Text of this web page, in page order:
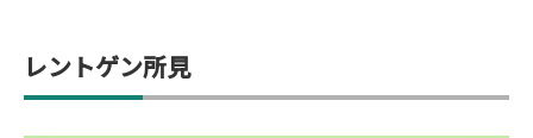
レントゲン所見